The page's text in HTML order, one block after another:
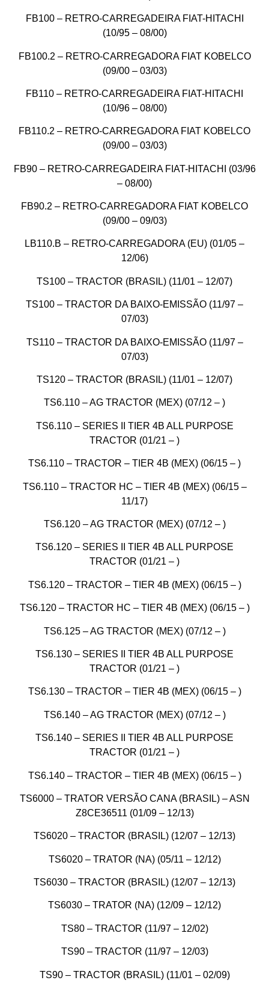
FB100 – RETRO-CARREGADEIRA FIAT-HITACHI
(10/95 – 08/00)
FB100.2 – RETRO-CARREGADORA FIAT KOBELCO
(09/00 – 03/03)
FB110 – RETRO-CARREGADEIRA FIAT-HITACHI
(10/96 – 08/00)
FB110.2 – RETRO-CARREGADORA FIAT KOBELCO
(09/00 – 03/03)
FB90 – RETRO-CARREGADEIRA FIAT-HITACHI (03/96
– 08/00)
FB90.2 – RETRO-CARREGADORA FIAT KOBELCO
(09/00 – 09/03)
LB110.B – RETRO-CARREGADORA (EU) (01/05 –
12/06)
TS100 – TRACTOR (BRASIL) (11/01 – 12/07)
TS100 – TRACTOR DA BAIXO-EMISSÃO (11/97 –
07/03)
TS110 – TRACTOR DA BAIXO-EMISSÃO (11/97 –
07/03)
TS120 – TRACTOR (BRASIL) (11/01 – 12/07)
TS6.110 – AG TRACTOR (MEX) (07/12 – )
TS6.110 – SERIES II TIER 4B ALL PURPOSE
TRACTOR (01/21 – )
TS6.110 – TRACTOR – TIER 4B (MEX) (06/15 – )
TS6.110 – TRACTOR HC – TIER 4B (MEX) (06/15 –
11/17)
TS6.120 – AG TRACTOR (MEX) (07/12 – )
TS6.120 – SERIES II TIER 4B ALL PURPOSE
TRACTOR (01/21 – )
TS6.120 – TRACTOR – TIER 4B (MEX) (06/15 – )
TS6.120 – TRACTOR HC – TIER 4B (MEX) (06/15 – )
TS6.125 – AG TRACTOR (MEX) (07/12 – )
TS6.130 – SERIES II TIER 4B ALL PURPOSE
TRACTOR (01/21 – )
TS6.130 – TRACTOR – TIER 4B (MEX) (06/15 – )
TS6.140 – AG TRACTOR (MEX) (07/12 – )
TS6.140 – SERIES II TIER 4B ALL PURPOSE
TRACTOR (01/21 – )
TS6.140 – TRACTOR – TIER 4B (MEX) (06/15 – )
TS6000 – TRATOR VERSÃO CANA (BRASIL) – ASN
Z8CE36511 (01/09 – 12/13)
TS6020 – TRACTOR (BRASIL) (12/07 – 12/13)
TS6020 – TRATOR (NA) (05/11 – 12/12)
TS6030 – TRACTOR (BRASIL) (12/07 – 12/13)
TS6030 – TRATOR (NA) (12/09 – 12/12)
TS80 – TRACTOR (11/97 – 12/02)
TS90 – TRACTOR (11/97 – 12/03)
TS90 – TRACTOR (BRASIL) (11/01 – 02/09)